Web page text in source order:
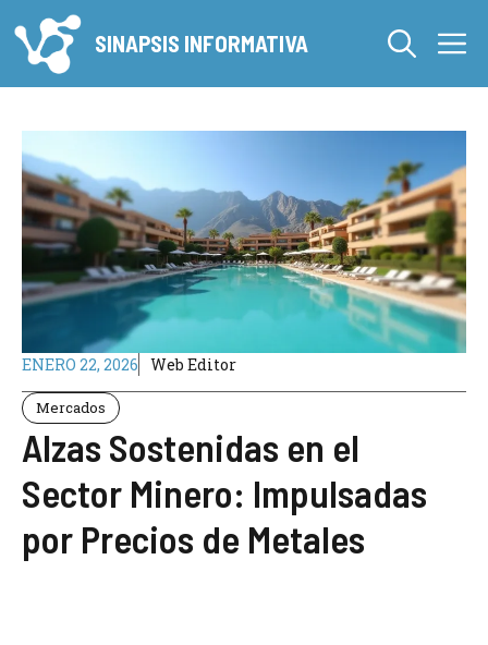
al
contenido
SINAPSIS INFORMATIVA
ENERO 22, 2026 Web Editor
Mercados
Alzas Sostenidas en el
Sector Minero: Impulsadas
por Precios de Metales